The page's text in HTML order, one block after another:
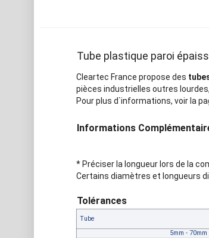
Tube plastique paroi
Cleartec France propose des
pièces industrielles outres
Pour plus d`informations, voir la
Informations
* Préciser la longueur lors de la
Certains diamètres et longueurs
Tolérances
Tube
5mm - 70mm